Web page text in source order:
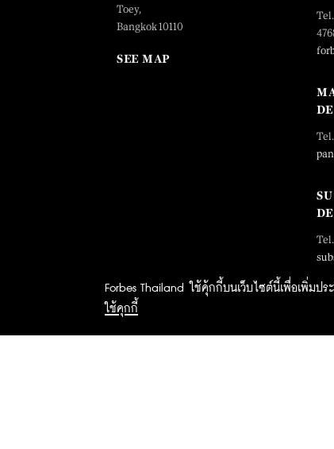
Forbes Thailand ใช้คุ้กกี้บนเว็บไซต์นี้เพื่อเพิ่มป
ใช้คุกกี้
Toey,
Bangkok 10110
SEE MAP